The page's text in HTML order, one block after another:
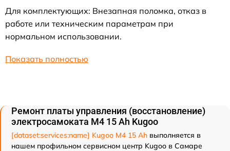
Для комплектующих: Внезапная поломка, отказ в
работе или техническим параметрам при
нормальном использовании.
Показать полностью
Ремонт платы управления (восстановление)
электросамоката M4 15 Ah Kugoo
[dataset:services:name] Kugoo M4 15 Ah выполняется в
нашем профильном сервисном центр Kugoo в Самаре